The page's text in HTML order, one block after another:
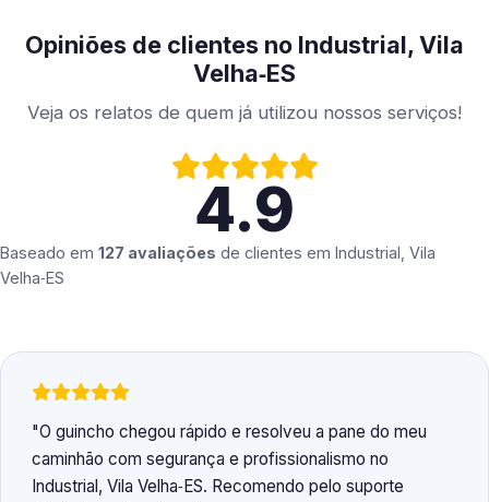
Opiniões de clientes no Industrial, Vila
Velha‑ES
Veja os relatos de quem já utilizou nossos serviços!
4.9
Baseado em 127 avaliações de clientes em Industrial, Vila
Velha‑ES
O guincho chegou rápido e resolveu a pane do meu
caminhão com segurança e profissionalismo no
Industrial, Vila Velha‑ES. Recomendo pelo suporte